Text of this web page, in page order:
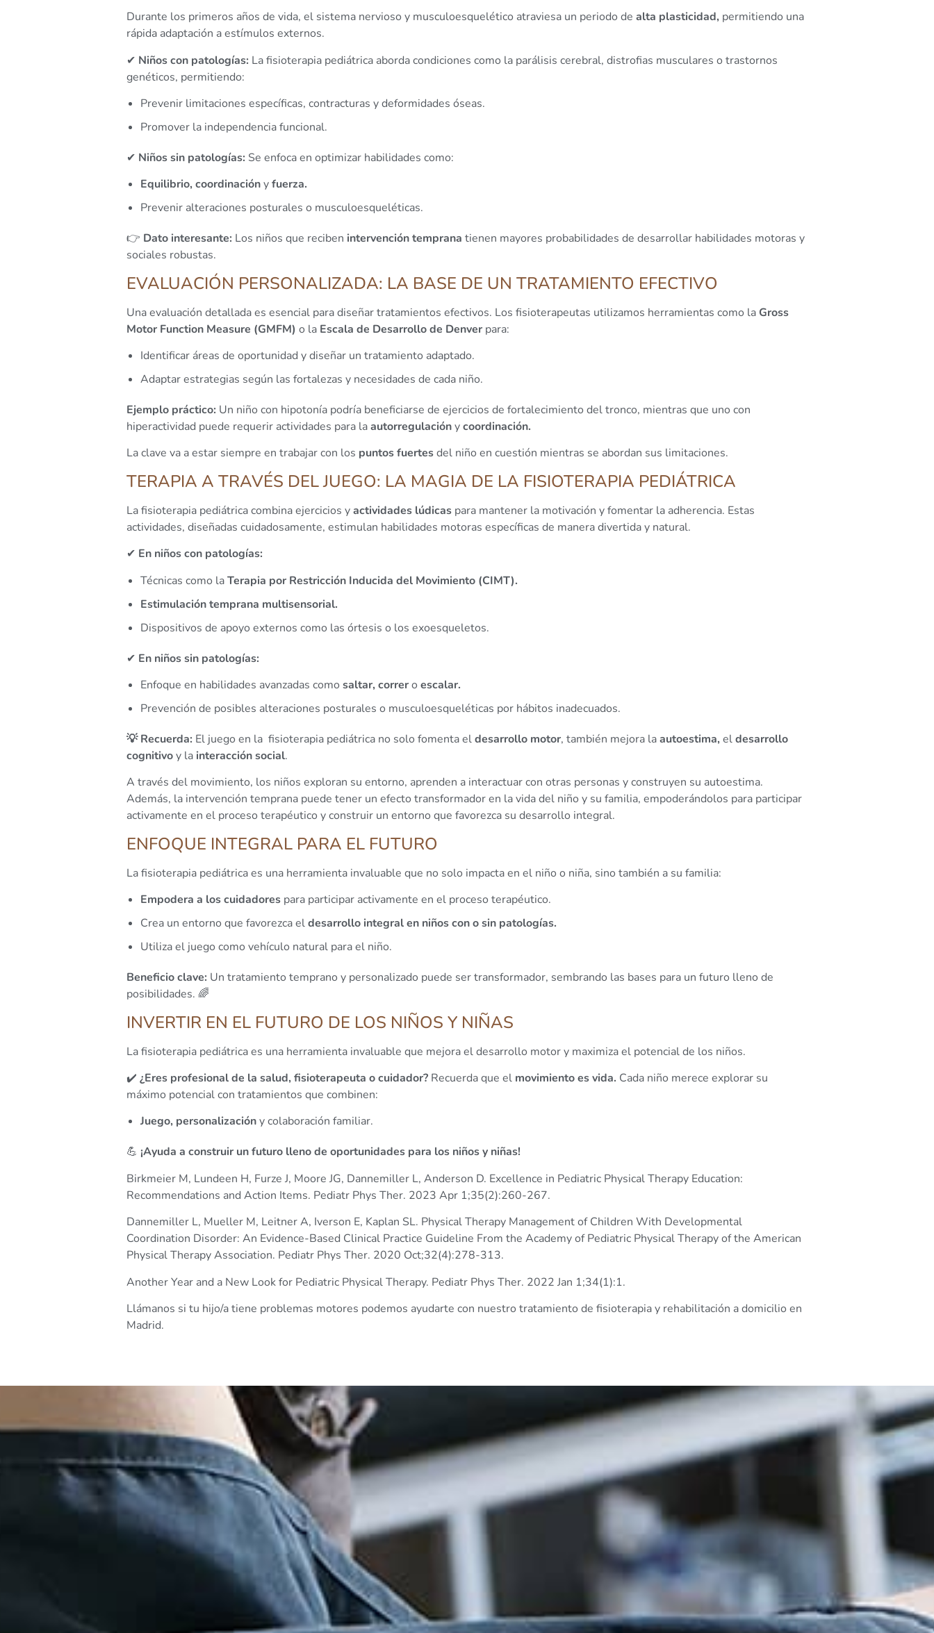
Durante los primeros años de vida, el sistema nervioso y musculoesquelético atraviesa un periodo de alta plasticidad, permitiendo una
rápida adaptación a estímulos externos.
✔ Niños con patologías: La fisioterapia pediátrica aborda condiciones como la parálisis cerebral, distrofias musculares o trastornos
genéticos, permitiendo:
Prevenir limitaciones específicas, contracturas y deformidades óseas.
Promover la independencia funcional.
✔ Niños sin patologías: Se enfoca en optimizar habilidades como:
Equilibrio,coordinaciónyfuerza.
Prevenir alteraciones posturales o musculoesqueléticas.
👉 Dato interesante: Los niños que reciben intervención temprana tienen mayores probabilidades de desarrollar habilidades motoras y
sociales robustas.
EVALUACIÓN PERSONALIZADA: LA BASE DE UN TRATAMIENTO EFECTIVO
Una evaluación detallada es esencial para diseñar tratamientos efectivos. Los fisioterapeutas utilizamos herramientas como la Gross
Motor Function Measure (GMFM) o la Escala de Desarrollo de Denver para:
Identificar áreas de oportunidad y diseñar un tratamiento adaptado.
Adaptar estrategias según las fortalezas y necesidades de cada niño.
Ejemplo práctico: Un niño con hipotonía podría beneficiarse de ejercicios de fortalecimiento del tronco, mientras que uno con
hiperactividad puede requerir actividades para laautorregulaciónycoordinación.
La clave va a estar siempre en trabajar con los puntos fuertesdel niño en cuestión mientras se abordan sus limitaciones.
TERAPIA A TRAVÉS DEL JUEGO: LA MAGIA DE LA FISIOTERAPIA PEDIÁTRICA
La fisioterapia pediátrica combina ejercicios yactividades lúdicas para mantener la motivación y fomentar la adherencia. Estas
actividades, diseñadas cuidadosamente, estimulan habilidades motoras específicas de manera divertida y natural.
✔ En niños con patologías:
Técnicas como laTerapia por Restricción Inducida del Movimiento (CIMT).
Estimulación temprana multisensorial.
Dispositivos de apoyo externos como las órtesis o los exoesqueletos.
✔ En niños sin patologías:
Enfoque en habilidades avanzadas como saltar, correro escalar.
Prevención de posibles alteraciones posturales o musculoesqueléticas por hábitos inadecuados.
💡 Recuerda: El juego en la fisioterapia pediátrica no solo fomenta eldesarrollo motor, también mejora laautoestima,eldesarrollo
cognitivoy la interacción social.
A través del movimiento, los niños exploran su entorno, aprenden a interactuar con otras personas y construyen su autoestima.
Además, la intervención temprana puede tener un efecto transformador en la vida del niño y su familia, empoderándolos para participar
activamente en el proceso terapéutico y construir un entorno que favorezca su desarrollo integral.
ENFOQUE INTEGRAL PARA EL FUTURO
La fisioterapia pediátrica es una herramienta invaluable que no solo impacta en el niño o niña, sino también a su familia:
Empodera a los cuidadores para participar activamente en el proceso terapéutico.
Crea un entorno que favorezca eldesarrollo integral en niños con o sin patologías.
Utiliza el juego como vehículo natural para el niño.
Beneficio clave: Un tratamiento temprano y personalizado puede ser transformador, sembrando las bases para un futuro lleno de
posibilidades. 🌈
INVERTIR EN EL FUTURO DE LOS NIÑOS Y NIÑAS
La fisioterapia pediátrica es una herramienta invaluable que mejora el desarrollo motor y maximiza el potencial de los niños.
✔️ ¿Eres profesional de la salud, fisioterapeuta o cuidador? Recuerda que el movimiento es vida. Cada niño merece explorar su
máximo potencial con tratamientos que combinen:
Juego, personalizacióny colaboración familiar.
💪 ¡Ayuda a construir un futuro lleno de oportunidades para los niños y niñas!
Birkmeier M, Lundeen H, Furze J, Moore JG, Dannemiller L, Anderson D. Excellence in Pediatric Physical Therapy Education:
Recommendations and Action Items. Pediatr Phys Ther. 2023 Apr 1;35(2):260-267.
Dannemiller L, Mueller M, Leitner A, Iverson E, Kaplan SL. Physical Therapy Management of Children With Developmental
Coordination Disorder: An Evidence-Based Clinical Practice Guideline From the Academy of Pediatric Physical Therapy of the American
Physical Therapy Association. Pediatr Phys Ther. 2020 Oct;32(4):278-313.
Another Year and a New Look for Pediatric Physical Therapy. Pediatr Phys Ther. 2022 Jan 1;34(1):1.
Llámanos si tu hijo/a tiene problemas motores podemos ayudarte con nuestro tratamiento de fisioterapia y rehabilitación a domicilio en
Madrid.